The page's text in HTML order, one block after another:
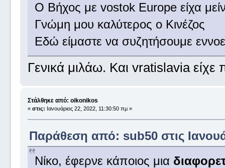
Ο Βήχος με vostok Europe είχα
Γνώμη μου καλύτερος ο Κινέζος
Εδώ είμαστε να συζητήσουμε
Γενικά μιλάω. Και vratislavia είχε
Στάλθηκε από: oikonikos
« στις: Ιανουάριος 22, 2022, 11:30:50 πμ »
Παράθεση από: sub50 στις
Νίκο, έφερνε κάποιος μια